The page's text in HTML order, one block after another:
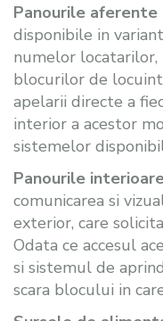
Panourile
disponibile in
numelor
blocurilor de
apelarii directe a
interior a acestor
sistemelor
Panourile
comunicarea si
exterior, care
Odata ce accesul
si sistemul de
scara blocului in